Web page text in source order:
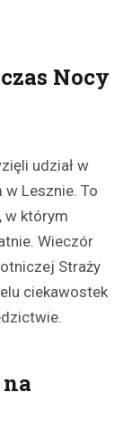
Nocy
udział w
w Lesznie. To
w którym
Wieczór
Straży
ciekawostek